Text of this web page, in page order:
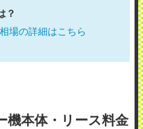
？
場の詳細はこちら
機本体・リース料金